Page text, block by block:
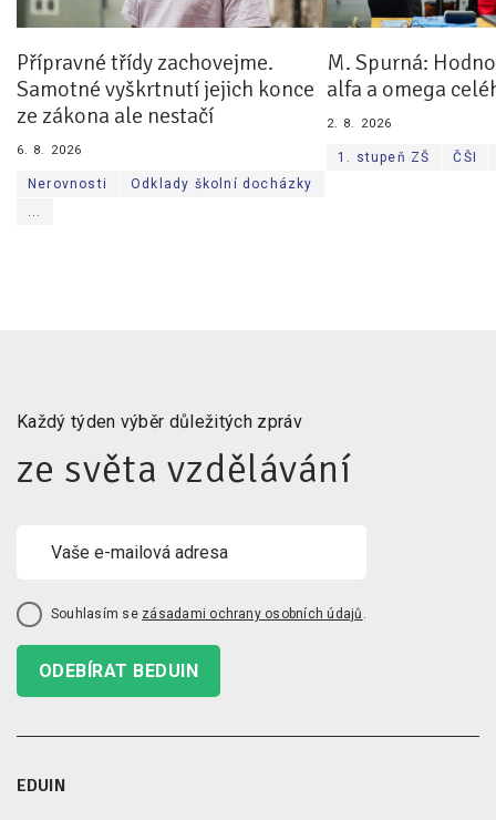
Přípravné třídy zachovejme.
Samotné vyškrtnutí jejich konce
ze zákona ale nestačí
6. 8. 2026
Nerovnosti
Odklady školní docházky
...
M. Spurná:
alfa a omega
2. 8. 2026
1. stupeň ZŠ ČŠI
Každý týden výběr důležitých zpráv
ze světa vzdělávání
Souhlasím se zásadami ochrany osobních údajů .
ODEBÍRAT BEDUIN
EDUIN